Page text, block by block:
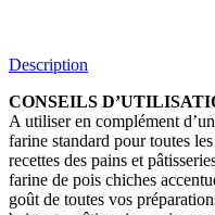
Description
CONSEILS
A utiliser en complément
farine standard pour toutes les
recettes des pains et
farine de pois chiches
goût de toutes vos